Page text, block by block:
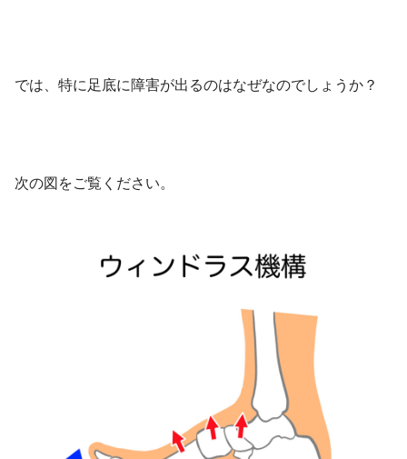
では、特に足底に障害が出るのはなぜなのでしょうか？
次の図をご覧ください。